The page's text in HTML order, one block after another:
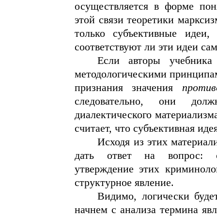
осуществляется в форме
этой связи теоретики
только субъективные
соответствуют ли эти идеи
Если авторы
методологическими
признания значения
следовательно, они
диалектического
считает, что субъективная
Исходя из этих
дать ответ на вопрос:
утверждение этих
структурное явление.
Видимо, логически
начнем с анализа термина